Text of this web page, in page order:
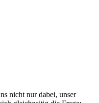
nicht nur dabei, unser